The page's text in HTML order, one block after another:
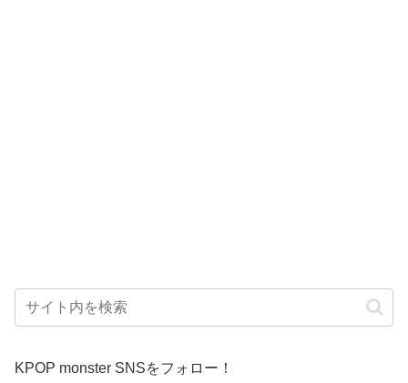
KPOP monster SNSをフォロー！